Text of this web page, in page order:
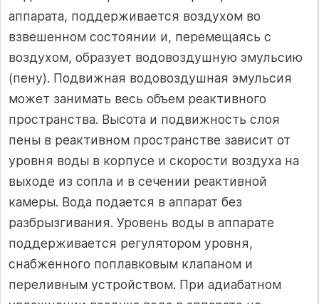
аппарата, поддерживается воздухом во
взвешенном состоянии и, перемещаясь с
воздухом, образует водовоздушную эмульсию
(пену). Подвижная водовоздушная эмульсия
может занимать весь объем реактивного
пространства. Высота и подвижность слоя
пены в реактивном пространстве зависит от
уровня воды в корпусе и скорости воздуха на
выходе из сопла и в сечении реактивной
камеры. Вода подается в аппарат без
разбрызгивания. Уровень воды в аппарате
поддерживается регулятором уровня,
снабженного поплавковым клапаном и
переливным устройством. При адиабатном